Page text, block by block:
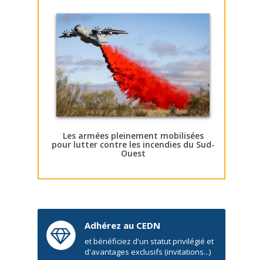
Les armées pleinement mobilisées
pour lutter contre les incendies du Sud-
Ouest
Adhérez au CEDN
et bénéficiez d'un statut privilégié et
d'avantages exclusifs (invitations...)